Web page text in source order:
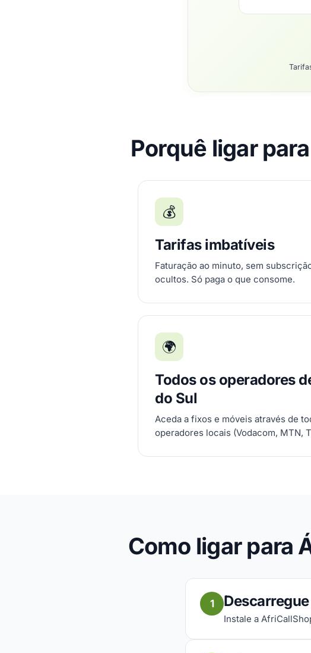
Porquê ligar
💰
Tarifas imbatíveis
Faturação ao minuto, sem
ocultos. Só paga o que consome.
🌍
Todos os operadores
do Sul
Aceda a fixos e móveis através de
operadores locais (Vodacom, MTN,
Como ligar para
1
Instale a